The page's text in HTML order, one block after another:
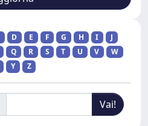
D E F G H I
J
Q R S T U V
W
Y Z